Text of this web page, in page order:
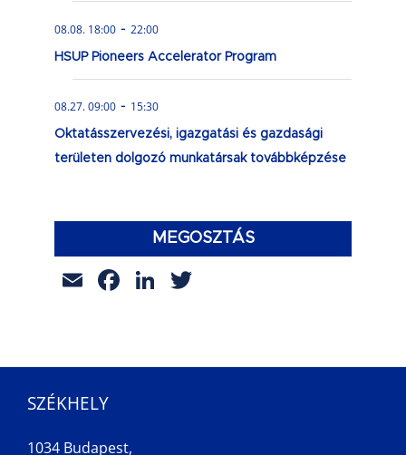
08.08. 18:00 - 22:00
HSUP Pioneers Accelerator Program
08.27. 09:00 - 15:30
Oktatásszervezési, igazgatási és gazdasági
területen dolgozó munkatársak továbbképzése
MEGOSZTÁS
EmailFacebook
LinkedIn
SZÉKHELY
1034 Budapest,